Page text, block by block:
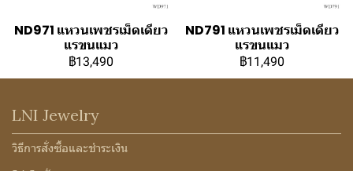
ND971 แหวนเพชรเม็ดเดียว
แรขนแมว
฿13,490
ND791 แหวนเพชรเม็ดเดียว
แรขนแมว
฿11,490
LNI Jewelry
วิธีการสั่งซื้อและชำระเงิน